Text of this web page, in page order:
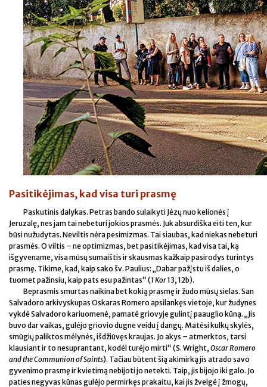
Pasitikėjimas, kad visa turi prasmę
Paskutinis dalykas. Petras bando sulaikyti Jėzų nuo kelionės į
Jeruzalę, nes jam tai nebeturi jokios prasmės. Juk absurdiška eiti ten, kur
būsi nužudytas. Neviltis nėra pesimizmas. Tai siaubas, kad niekas nebeturi
prasmės. O viltis – ne optimizmas, bet pasitikėjimas, kad visa tai, ką
išgyvename, visa mūsų sumaištis ir skausmas kažkaip pasirodys turintys
prasmę. Tikime, kad, kaip sako šv. Paulius: „Dabar pažįstu iš dalies, o
tuomet pažinsiu, kaip pats esu pažintas“ (1 Kor13, 12b).
Beprasmis smurtas naikina bet kokią prasmę ir žudo mūsų sielas. San
Salvadoro arkivyskupas Oskaras Romero apsilankęs vietoje, kur žudynes
vykdė Salvadoro kariuomenė, pamatė griovyje gulintį paauglio kūną. „Jis
buvo dar vaikas, gulėjo griovio dugne veidu į dangų. Matėsi kulkų skylės,
smūgių paliktos mėlynės, išdžiūvęs kraujas. Jo akys – atmerktos, tarsi
klausiant ir to nesuprantant, kodėl turėjo mirti“ (S. Wright, Oscar Romero
and the Communion of Saints). Tačiau būtent šią akimirką jis atrado savo
gyvenimo prasmę ir kvietimą nebijoti jo netekti. Taip, jis bijojo iki galo. Jo
paties negyvas kūnas gulėjo permirkęs prakaitu, kai jis žvelgė į žmogų,